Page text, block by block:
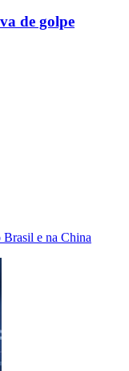
de golpe
Brasil e na China